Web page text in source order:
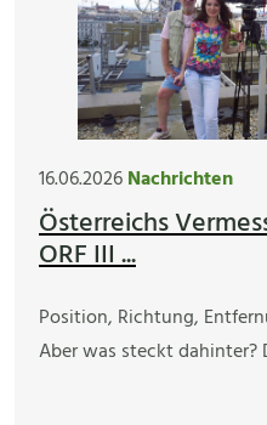
16.06.2026Nachrichten
Österreichs
ORF III ...
Position, Richtung,
Aber was steckt dahinter?